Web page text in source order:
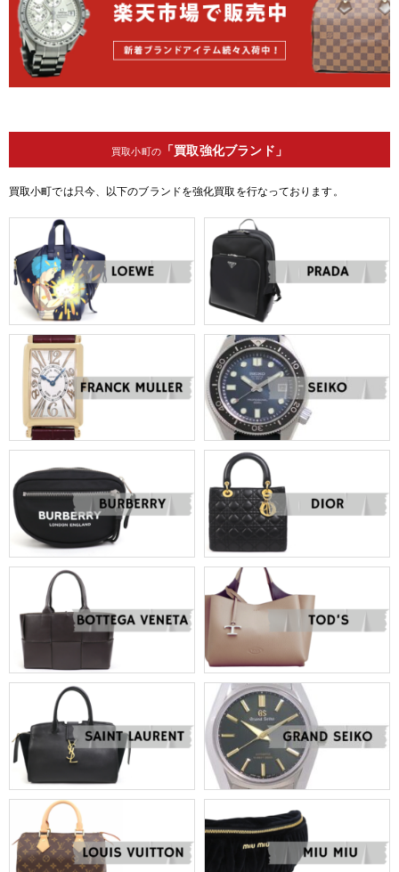
買取小町の「買取強化ブランド」
買取小町では只今、以下のブランドを強化買取を行なっております。